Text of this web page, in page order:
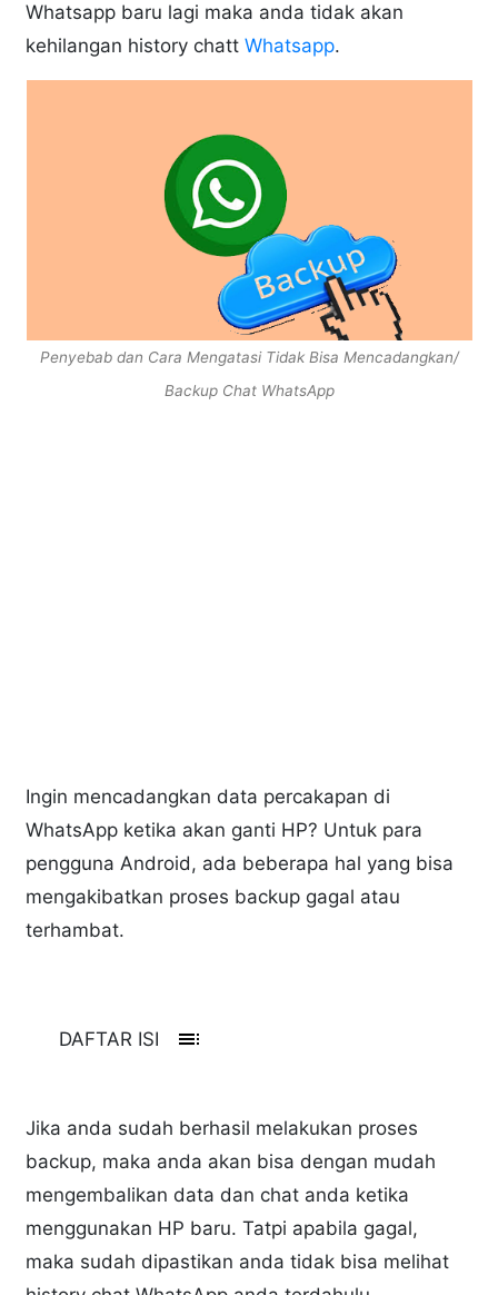
Whatsapp baru lagi maka anda tidak akan
kehilangan history chattWhatsapp.
Penyebab dan Cara Mengatasi Tidak Bisa Mencadangkan/
Backup Chat WhatsApp
Ingin mencadangkan data percakapan di
WhatsApp ketika akan ganti HP? Untuk para
pengguna Android, ada beberapa hal yang bisa
mengakibatkan proses backup gagal atau
terhambat.
DAFTAR ISI toc
Jika anda sudah berhasil melakukan proses
backup, maka anda akan bisa dengan mudah
mengembalikan data dan chat anda ketika
menggunakan HP baru. Tatpi apabila gagal,
maka sudah dipastikan anda tidak bisa melihat